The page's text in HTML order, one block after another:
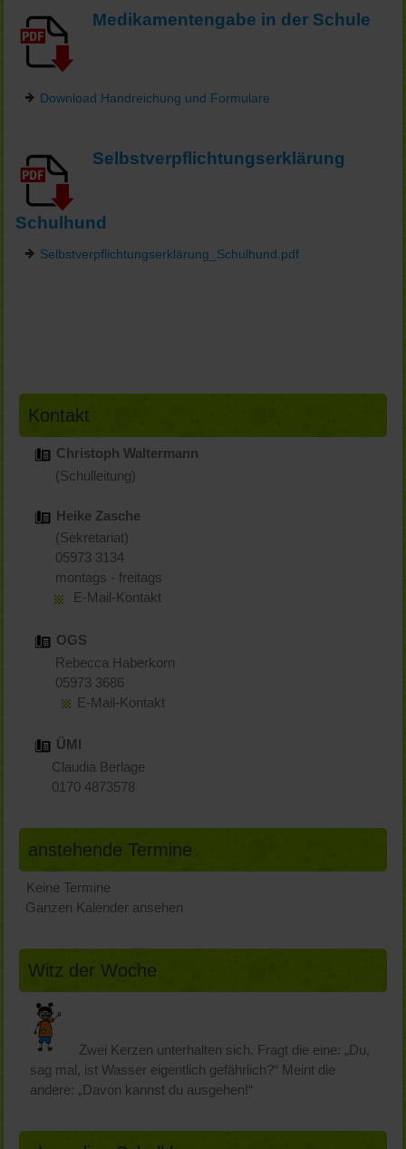
Medikamentengabe in der Schule
Download Handreichung und Formulare
Selbstverpflichtungserklärung
Schulhund
Selbstverpflichtungserklärung_Schulhund.pdf
Kontakt
Christoph Waltermann
(Schulleitung)
Heike Zasche
(Sekretariat)
05973 3134
montags - freitags
E-Mail-Kontakt
OGS
Rebecca Haberkorn
05973 3686
E-Mail-Kontakt
ÜMI
Claudia Berlage
0170 4873578
anstehende Termine
Keine Termine
Ganzen Kalender ansehen
Witz der Woche
Zwei Kerzen unterhalten sich. Fragt die eine: „Du,
sag mal, ist Wasser eigentlich gefährlich?“ Meint die
andere: „Davon kannst du ausgehen!“